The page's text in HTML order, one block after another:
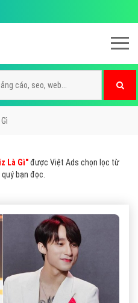
Là Gì"được Việt Ads chọn lọc từ
bạn đọc.